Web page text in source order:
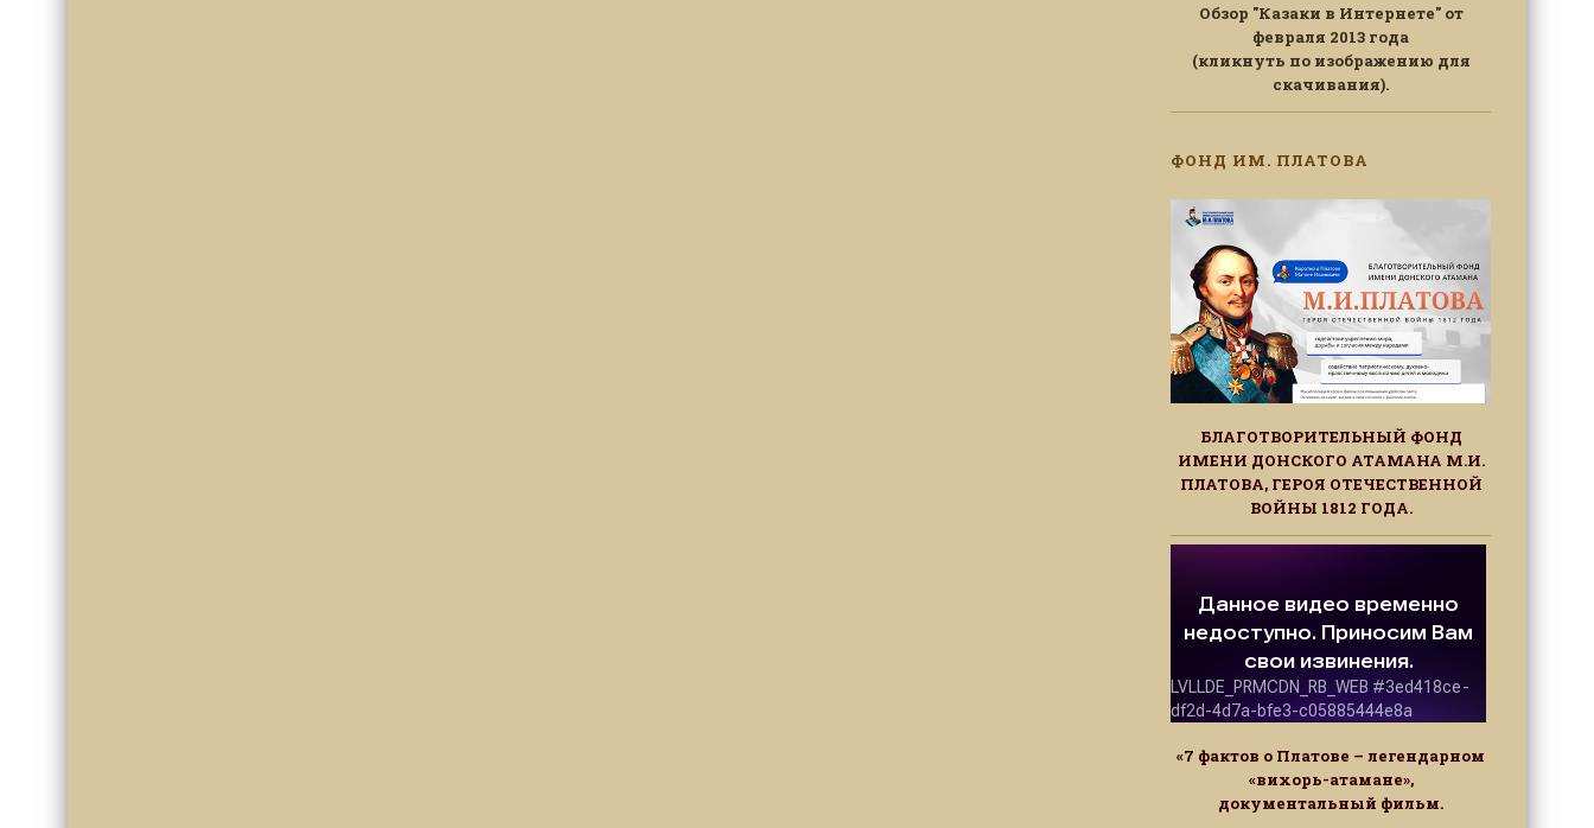
Обзор "Казаки в Интернете" от
февраля 2013 года
(кликнуть по изображению для
скачивания).
ФОНД ИМ. ПЛАТОВА
БЛАГОТВОРИТЕЛЬНЫЙ ФОНД
ИМЕНИ ДОНСКОГО АТАМАНА М.И.
ПЛАТОВА, ГЕРОЯ ОТЕЧЕСТВЕННОЙ
ВОЙНЫ 1812 ГОДА.
«7 фактов о Платове – легендарном
«вихорь-атамане»,
документальный фильм.